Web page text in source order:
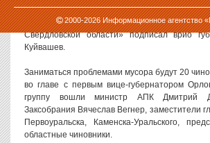
2000-2026Информационное агентство
Распоряжение «О рабочей группе по
твердыми коммунальными
Свердловской области» подписал врио
Куйвашев.
Заниматься проблемами мусора будут 20
во главе с первым вице-губернатором
группу вошли министр АПК Дмитрий
Заксобрания Вячеслав Вегнер, заместители
Первоуральска, Каменска-Уральского,
областные чиновники.